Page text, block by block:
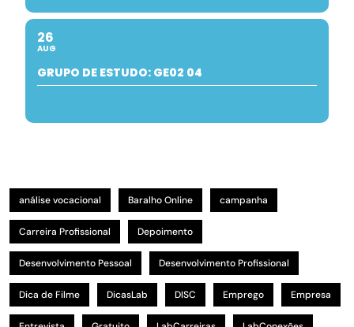
26
AUG
GRUPO DE ESTUDO: GE02 04
análise vocacional Baralho Online campanha
Carreira Profissional Depoimento
Desenvolvimento Pessoal Desenvolvimento Profissional
Dica de Filme DicasLab DISC Emprego Empresa